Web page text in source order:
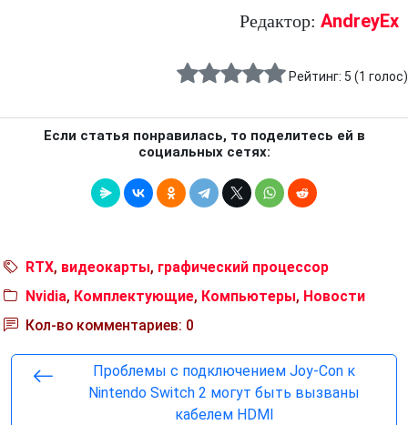
Редактор: AndreyEx
Рейтинг: 5 (1 голос)
Если статья понравилась, то поделитесь ей в
социальных сетях:
RTX, видеокарты, графический процессор
Nvidia, Комплектующие, Компьютеры, Новости
Кол-во комментариев: 0
Проблемы с подключением Joy-Con к
Nintendo Switch 2 могут быть вызваны
кабелем HDMI